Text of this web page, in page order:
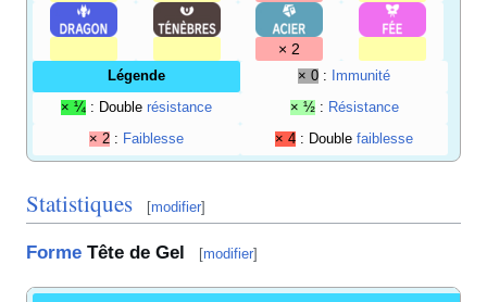
× 2
Légende × 0 : Immunité
× ¼ : Double résistance × ½ : Résistance
× 2 : Faiblesse × 4 : Double faiblesse
Statistiques [modifier]
Forme Tête de Gel [modifier]